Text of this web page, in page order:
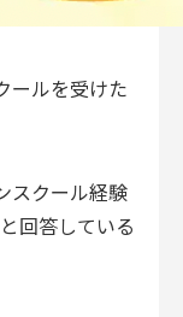
ールを受けた
スクール経験
回答している